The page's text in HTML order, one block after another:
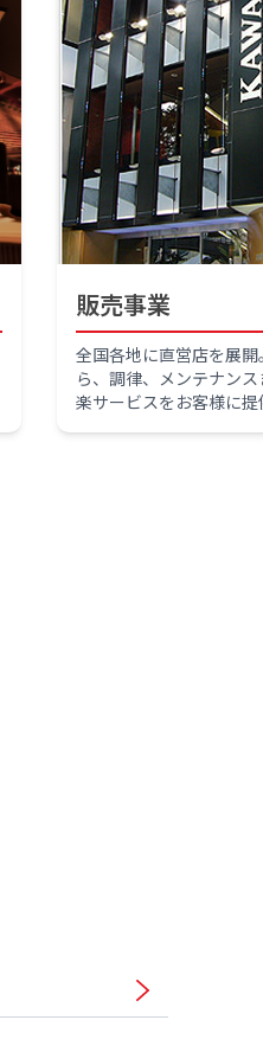
販売事業
全国各地に直営店を展
ら、調律、メンテナン
楽サービスをお客様に